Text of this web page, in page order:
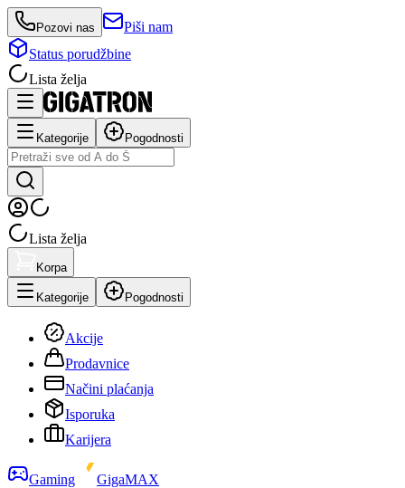
Pozovi nas
Piši nam
Status porudžbine
Lista želja
Kategorije Pogodnosti
Lista želja
Korpa
Kategorije Pogodnosti
Akcije
Prodavnice
Načini plaćanja
Isporuka
Karijera
Gaming
GigaMAX